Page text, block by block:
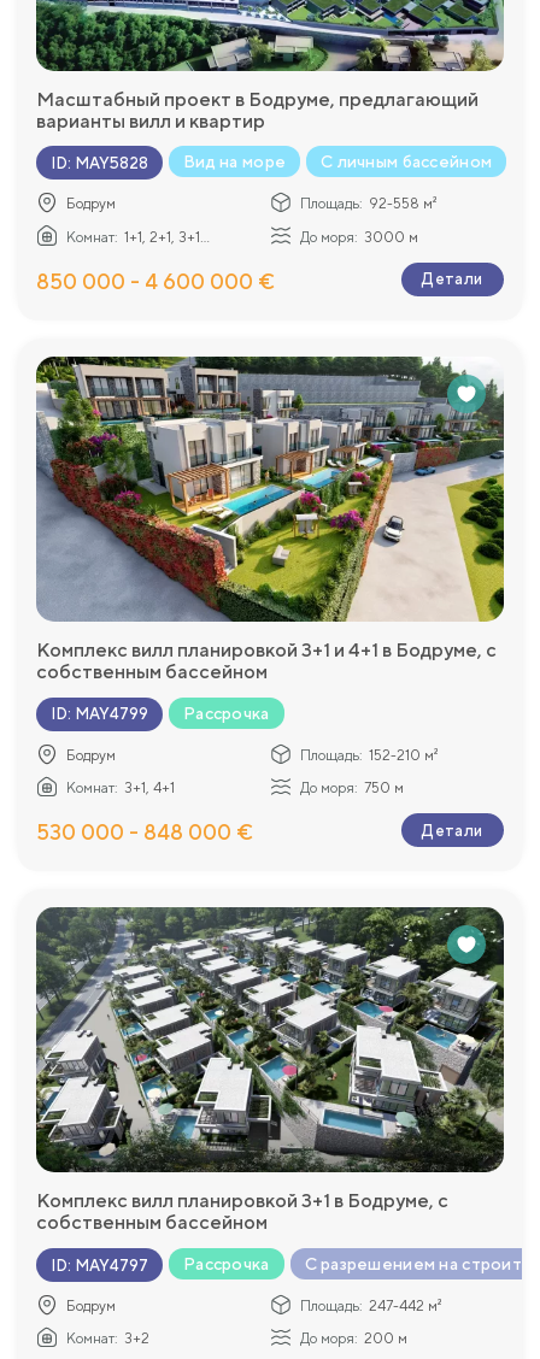
Масштабный проект в Бодруме, предлагающий
варианты вилл и квартир
ID: MAY5828 Вид на море С личным бассейном
Бодрум Площадь: 92-558 м²
Комнат: 1+1, 2+1, 3+1... До моря: 3000 м
850 000 - 4 600 000 € Детали
Комплекс вилл планировкой 3+1 и 4+1 в Бодруме, с
собственным бассейном
ID: MAY4799 Рассрочка
Бодрум Площадь: 152-210 м²
Комнат: 3+1, 4+1 До моря: 750 м
530 000 - 848 000 € Детали
Комплекс вилл планировкой 3+1 в Бодруме, с
собственным бассейном
ID: MAY4797 Рассрочка С разрешением на
Бодрум Площадь: 247-442 м²
Комнат: 3+2 До моря: 200 м